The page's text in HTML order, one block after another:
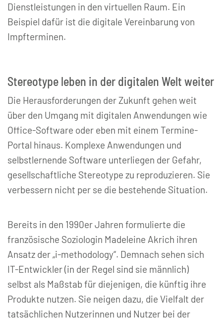
Dienstleistungen in den virtuellen Raum. Ein
Beispiel dafür ist die digitale Vereinbarung von
Impfterminen.
Stereotype leben in der digitalen Welt weiter
Die Herausforderungen der Zukunft gehen weit
über den Umgang mit digitalen Anwendungen wie
Office-Software oder eben mit einem Termine-
Portal hinaus. Komplexe Anwendungen und
selbstlernende Software unterliegen der Gefahr,
gesellschaftliche Stereotype zu reproduzieren. Sie
verbessern nicht per se die bestehende Situation.
Bereits in den 1990er Jahren formulierte die
französische Soziologin Madeleine Akrich ihren
Ansatz der „i-methodology“. Demnach sehen sich
IT-Entwickler (in der Regel sind sie männlich)
selbst als Maßstab für diejenigen, die künftig ihre
Produkte nutzen. Sie neigen dazu, die Vielfalt der
tatsächlichen Nutzerinnen und Nutzer bei der